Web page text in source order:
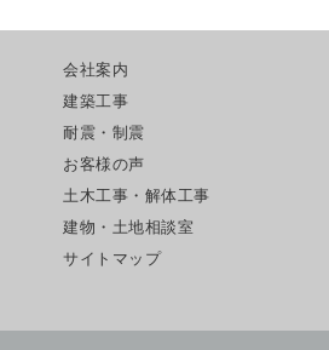
会社案内
建築工事
耐震・制震
お客様の声
土木工事・解体工事
建物・土地相談室
サイトマップ